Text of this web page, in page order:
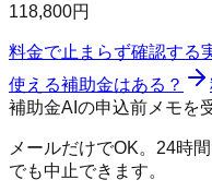
118,800円
料金で止まらず確認する
使える補助金はある？
補助金AIの申込前メモを
メールだけでOK。24時
でも中止できます。